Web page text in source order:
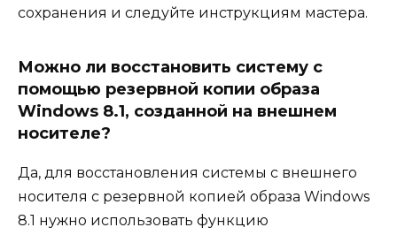
сохранения и следуйте инструкциям мастера.
Можно ли восстановить систему с
помощью резервной копии образа
Windows 8.1, созданной на внешнем
носителе?
Да, для восстановления системы с внешнего
носителя с резервной копией образа Windows
8.1 нужно использовать функцию